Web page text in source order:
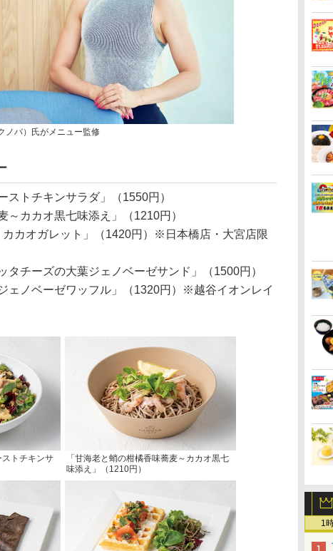
1
ノバ）氏がメニュー監修
ストチキンサラダ」（1550円）
～カカオ黒七味添え」（1210円）
カカオガレット」（1420円）※日本橋店・大宮店限
タチーズの大葉ジェノベーゼサンド」（1500円）
ェノベーゼワッフル」（1320円）※越谷イオンレイ
ストチキンサ
「甘海老と蛸の柑橘香味蕎麦～カカオ黒七
味添え」（1210円）